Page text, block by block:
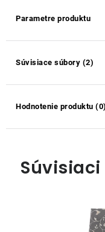
Parametre produktu
Súvisiace súbory (2)
Hodnotenie produktu (0)